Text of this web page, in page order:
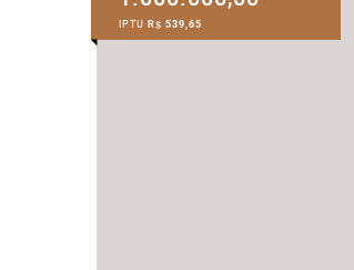
IPTU R$ 539,65